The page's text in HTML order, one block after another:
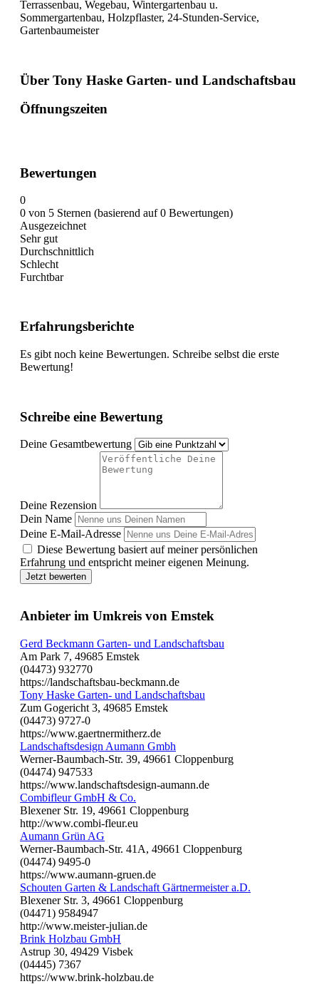
Terrassenbau, Wegebau, Wintergartenbau u.
Sommergartenbau, Holzpflaster, 24-Stunden-Service,
Gartenbaumeister
Über Tony Haske Garten- und Landschaftsbau
Öffnungszeiten
Bewertungen
0
0 von 5 Sternen (basierend auf 0 Bewertungen)
Ausgezeichnet
Sehr gut
Durchschnittlich
Schlecht
Furchtbar
Erfahrungsberichte
Es gibt noch keine Bewertungen. Schreibe selbst die erste
Bewertung!
Schreibe eine Bewertung
Deine Gesamtbewertung
Deine Rezension
Dein Name
Deine E-Mail-Adresse
Diese Bewertung basiert auf meiner persönlichen
Erfahrung und entspricht meiner eigenen Meinung.
Jetzt bewerten
Anbieter im Umkreis von Emstek
Gerd Beckmann Garten- und Landschaftsbau
Am Park 7, 49685 Emstek
(04473) 932770
https://landschaftsbau-beckmann.de
Tony Haske Garten- und Landschaftsbau
Zum Gogericht 3, 49685 Emstek
(04473) 9727-0
https://www.gaertnermitherz.de
Landschaftsdesign Aumann Gmbh
Werner-Baumbach-Str. 39, 49661 Cloppenburg
(04474) 947533
https://www.landschaftsdesign-aumann.de
Combifleur GmbH & Co.
Blexener Str. 19, 49661 Cloppenburg
http://www.combi-fleur.eu
Aumann Grün AG
Werner-Baumbach-Str. 41A, 49661 Cloppenburg
(04474) 9495-0
https://www.aumann-gruen.de
Schouten Garten & Landschaft Gärtnermeister a.D.
Blexener Str. 3, 49661 Cloppenburg
(04471) 9584947
http://www.meister-julian.de
Brink Holzbau GmbH
Astrup 30, 49429 Visbek
(04445) 7367
https://www.brink-holzbau.de